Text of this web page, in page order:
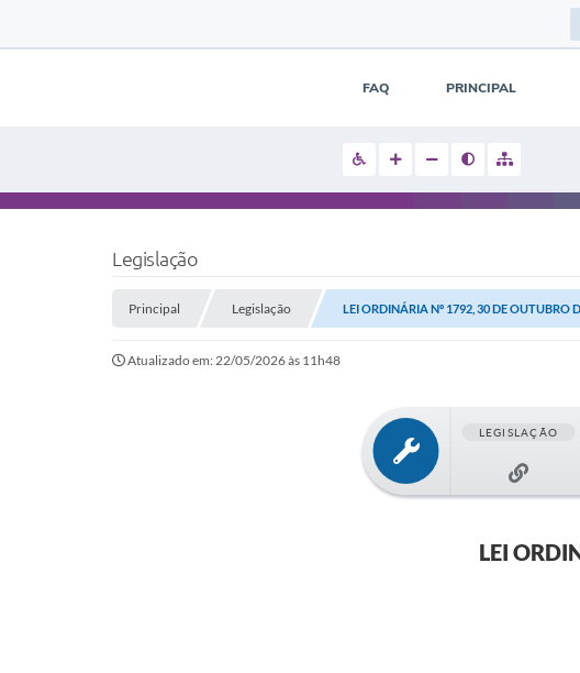
FAQ PRINCIPAL
Legislação
Principal Legislação LEI ORDINÁRIA Nº 1792, 30 DE OUTUBRO
Atualizado em: 22/05/2026 às 11h48
LEGISLAÇÃO
LEI